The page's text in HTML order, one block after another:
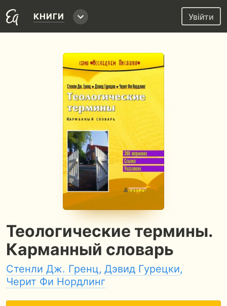
КНИГИ Увійти
Теологические термины.
Карманный словарь
Стенли Дж. Гренц, Дэвид Гурецки,
Черит Фи Нордлинг